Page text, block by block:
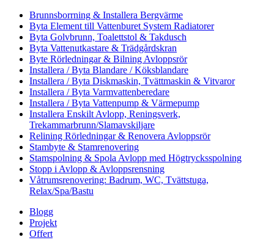
Brunnsborrning & Installera Bergvärme
Byta Element till Vattenburet System Radiatorer
Byta Golvbrunn, Toalettstol & Takdusch
Byta Vattenutkastare & Trädgårdskran
Byte Rörledningar & Bilning Avloppsrör
Installera / Byta Blandare / Köksblandare
Installera / Byta Diskmaskin, Tvättmaskin & Vitvaror
Installera / Byta Varmvattenberedare
Installera / Byta Vattenpump & Värmepump
Installera Enskilt Avlopp, Reningsverk,
Trekammarbrunn/Slamavskiljare
Relining Rörledningar & Renovera Avloppsrör
Stambyte & Stamrenovering
Stamspolning & Spola Avlopp med Högtrycksspolning
Stopp i Avlopp & Avloppsrensning
Våtrumsrenovering: Badrum, WC, Tvättstuga,
Relax/Spa/Bastu
Blogg
Projekt
Offert